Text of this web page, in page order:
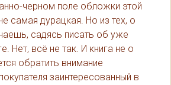
черном поле обложки этой
самая дурацкая. Но из тех, о
садясь писать об уже
Нет, всё не так. И книга не о
обратить внимание
заинтересованный в